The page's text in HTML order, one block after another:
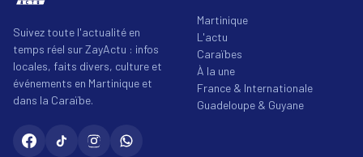
Suivez toute l'actualité en
temps réel sur ZayActu : infos
locales, faits divers, culture et
événements en Martinique et
dans la Caraïbe.
Martinique
L'actu
Caraïbes
À la une
France & Internationale
Guadeloupe & Guyane